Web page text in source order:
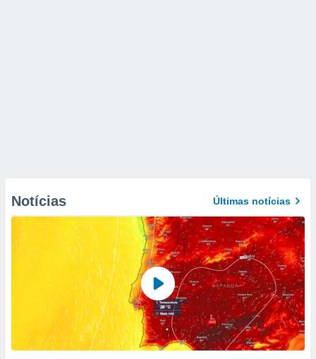
Notícias Últimas notícias